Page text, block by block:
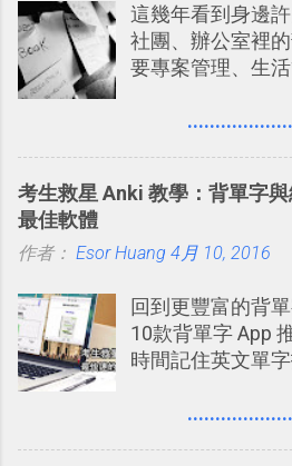
提供了印照片的
可以立即拿到，
之前我在電腦玩
方便教學 」。這
這幾年看到身邊
社團、辦公室裡
要專案管理、生
一個什麼樣的管
念」的管理教學文
Google Drive 變身
著 Trello ，卻還
一篇完整的介紹
一時間推薦
澱自己的使用方
考生救星 Anki 教學：背單字
最佳軟體
作者： Esor Huang 4月 10, 2016
回到更豐富的背
10款背單字 App
時間記住英文單
短期記憶變成長